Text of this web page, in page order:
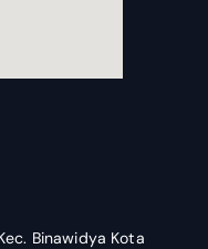
Binawidya Kota